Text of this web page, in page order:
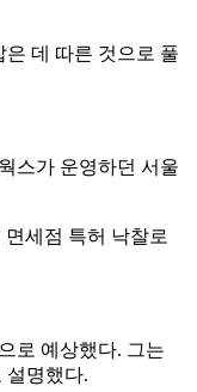
데 따른 것으로 풀
스가 운영하던 서울
세점 특허 낙찰로
로 예상했다. 그는
설명했다.